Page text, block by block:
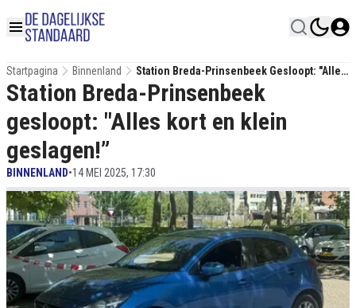
Startpagina Binnenland
Station Breda-Prinsenbeek Gesloopt: "Alles
Kort En Klein Geslagen!”
Station Breda-Prinsenbeek
gesloopt: "Alles kort en klein
geslagen!”
BINNENLAND•14 MEI 2025, 17:30